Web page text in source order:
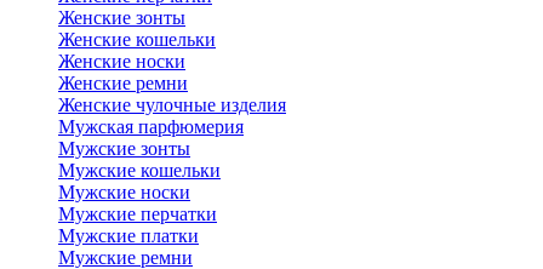
Женские зонты
Женские кошельки
Женские носки
Женские ремни
Женские чулочные изделия
Мужская парфюмерия
Мужские зонты
Мужские кошельки
Мужские носки
Мужские перчатки
Мужские платки
Мужские ремни